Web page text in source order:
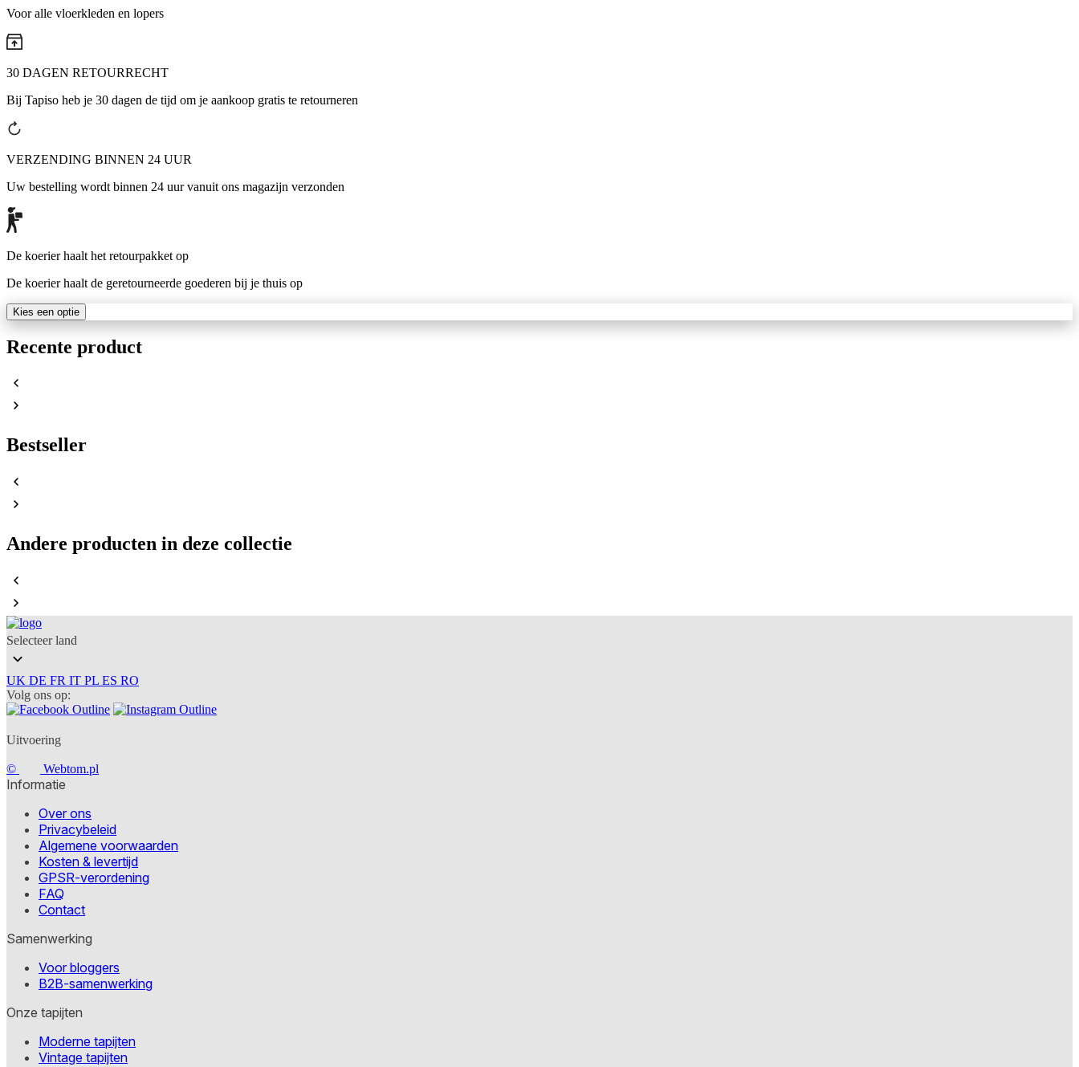
Voor alle vloerkleden en lopers
30 DAGEN RETOURRECHT
Bij Tapiso heb je 30 dagen de tijd om je aankoop gratis te retourneren
VERZENDING BINNEN 24 UUR
Uw bestelling wordt binnen 24 uur vanuit ons magazijn verzonden
De koerier haalt het retourpakket op
De koerier haalt de geretourneerde goederen bij je thuis op
Kies een optie
Recente product
Bestseller
Andere producten in deze collectie
Selecteer land
UK DE FR IT PL ES RO
Volg ons op:
Uitvoering
© Webtom.pl
Informatie
Over ons
Privacybeleid
Algemene voorwaarden
Kosten & levertijd
GPSR-verordening
FAQ
Contact
Samenwerking
Voor bloggers
B2B-samenwerking
Onze tapijten
Moderne tapijten
Vintage tapijten